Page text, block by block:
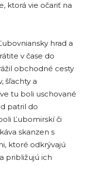
ktorá vie očariť na
hrad a
v čase do
obchodné cesty
šľachty a
tu boli uschované
patril do
Ľubomirskí či
skanzen s
ktoré odkrývajú
približujú ich